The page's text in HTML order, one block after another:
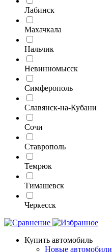
Лабинск
Махачкала
Нальчик
Невинномысск
Симферополь
Славянск-на-Кубани
Сочи
Ставрополь
Темрюк
Тимашевск
Черкесск
Купить автомобиль
Новые автомобили